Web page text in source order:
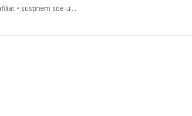
• susținem site-ul...